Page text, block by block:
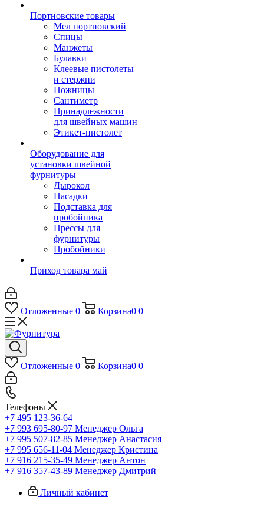
Портновские товары
Мел портновский
Спицы
Манжеты
Булавки
Клеевые пистолеты
и стержни
Ножницы
Сантиметр
Принадлежности
для швейных машин
Этикет-пистолет
Оборудование для
установки швейной
фурнитуры
Дырокол
Насадки
Подставка для
пробойника
Прессы для
фурнитуры
Пробойники
Приход товара май
Отложенные 0 Корзина0 0
Отложенные 0 Корзина0 0
Телефоны
+7 495 123-36-64
+7 993 695-80-97 Менеджер Ольга
+7 995 507-82-85 Менеджер Анастасия
+7 995 656-11-04 Менеджер Кристина
+7 916 215-35-49 Менеджер Антон
+7 916 357-43-89 Менеджер Дмитрий
Личный кабинет